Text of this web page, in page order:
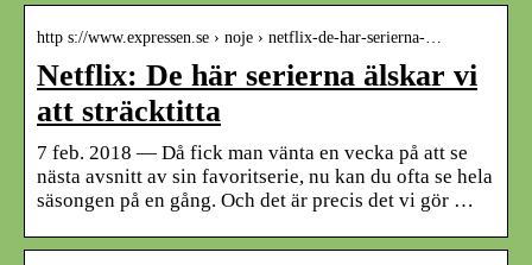
http s://www.expressen.se › noje › netflix-de-har-serierna-…
Netflix: De här serierna älskar vi
att sträcktitta
7 feb. 2018 — Då fick man vänta en vecka på att se
nästa avsnitt av sin favoritserie, nu kan du ofta se hela
säsongen på en gång. Och det är precis det vi gör …